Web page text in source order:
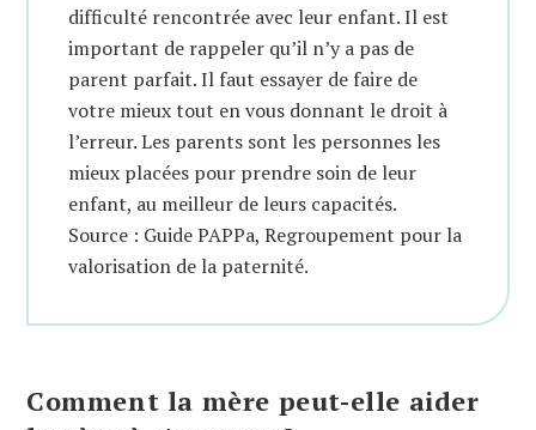
difficulté rencontrée avec leur enfant. Il est
important de rappeler qu’il n’y a pas de
parent parfait. Il faut essayer de faire de
votre mieux tout en vous donnant le droit à
l’erreur. Les parents sont les personnes les
mieux placées pour prendre soin de leur
enfant, au meilleur de leurs capacités.
Source : Guide PAPPa, Regroupement pour la
valorisation de la paternité.
Comment la mère peut-elle aider